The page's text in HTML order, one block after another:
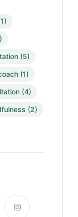
(5)
(1)
(4)
(2)